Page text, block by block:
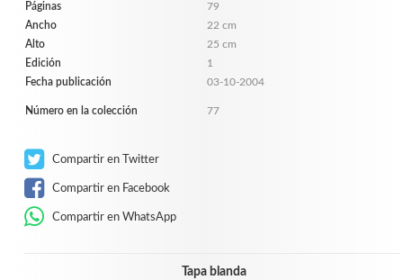
Páginas
79
Ancho
22 cm
Alto
25 cm
Edición
1
Fecha publicación
03-10-2004
Número en la colección 77
Compartir en Twitter
Compartir en Facebook
Compartir en WhatsApp
Tapa blanda